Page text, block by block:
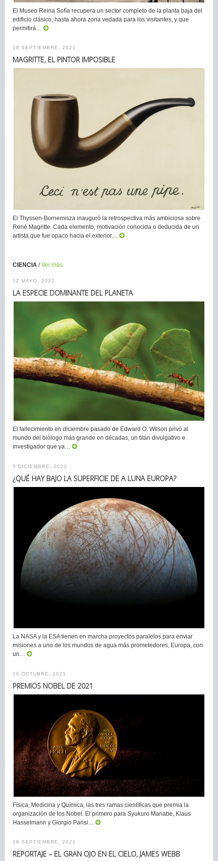
El Museo Reina Sofía recupera un sector completo de la planta baja del
edificio clásico, hasta ahora zona vedada para los visitantes, y que
permitirá…
18 SEPTIEMBRE, 2021
MAGRITTE, EL PINTOR IMPOSIBLE
El Thyssen-Bornemisza inauguró la retrospectiva más ambiciosa sobre
René Magritte. Cada elemento, motivación conocida o deducida de un
artista que fue opaco hacia el exterior…
CIENCIA /Ver más
12 MAYO, 2022
LA ESPECIE DOMINANTE DEL PLANETA
El fallecimiento en diciembre pasado de Edward O. Wilson privó al
mundo del biólogo más grande en décadas, un titán divulgativo e
investigador que ya…
5 DICIEMBRE, 2021
¿QUÉ HAY BAJO LA SUPERFICIE DE A LUNA EUROPA?
La NASA y la ESA tienen en marcha proyectos paralelos para enviar
misiones a uno de los mundos de agua más prometedores, Europa, con
un…
10 OCTUBRE, 2021
PREMIOS NOBEL DE 2021
Física, Medicina y Química, las tres ramas científicas que premia la
organización de los Nobel. El primero para Syukuro Manabe, Klaus
Hasselmann y Giorgio Parisi…
18 SEPTIEMBRE, 2021
REPORTAJE – EL GRAN OJO EN EL CIELO, JAMES WEBB